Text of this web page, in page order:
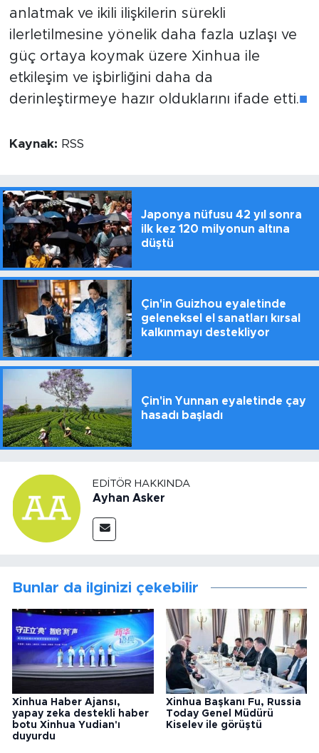
anlatmak ve ikili ilişkilerin sürekli
ilerletilmesine yönelik daha fazla uzlaşı ve
güç ortaya koymak üzere Xinhua ile
etkileşim ve işbirliğini daha da
derinleştirmeye hazır olduklarını ifade etti.■
Kaynak: RSS
Japonya nüfusu 42 yıl sonra
ilk kez 120 milyonun altına
düştü
Çin'in Guizhou eyaletinde
geleneksel el sanatları kırsal
kalkınmayı destekliyor
Çin'in Yunnan eyaletinde çay
hasadı başladı
EDITÖR HAKKINDA
Ayhan Asker
Bunlar da ilginizi çekebilir
Xinhua Haber Ajansı,
yapay zeka destekli haber
botu Xinhua Yudian'ı
duyurdu
Xinhua Başkanı Fu, Russia
Today Genel Müdürü
Kiselev ile görüştü